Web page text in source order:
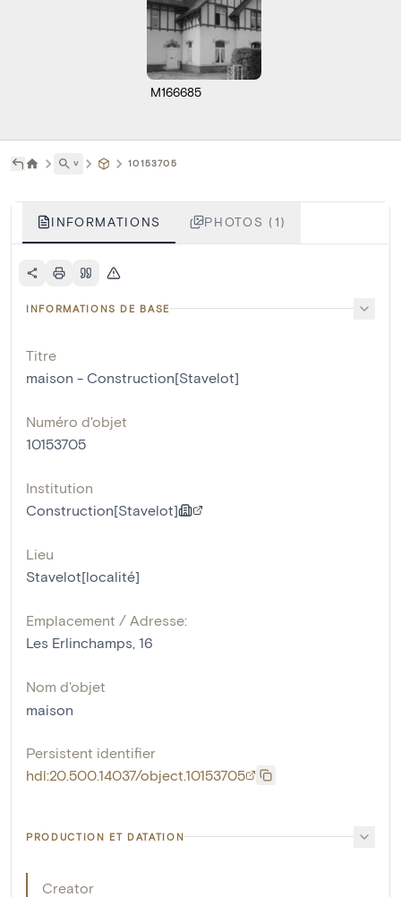
M166685
˅ 10153705
INFORMATIONS PHOTOS (1)
INFORMATIONS DE BASE
Titre
maison - Construction[Stavelot]
Numéro d'objet
10153705
Institution
Construction[Stavelot]
Lieu
Stavelot[localité]
Emplacement / Adresse:
Les Erlinchamps, 16
Nom d'objet
maison
Persistent identifier
hdl:20.500.14037/object.10153705
PRODUCTION ET DATATION
Creator